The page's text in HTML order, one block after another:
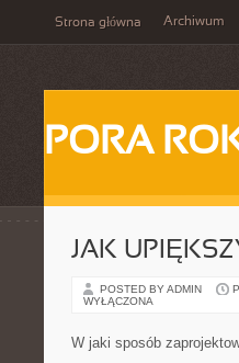
Strona główna Archiwum
PORA
JAK
POSTED BY ADMIN
WYŁĄCZONA
W jaki sposób